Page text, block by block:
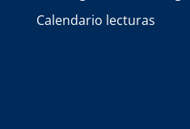
Calendario lecturas